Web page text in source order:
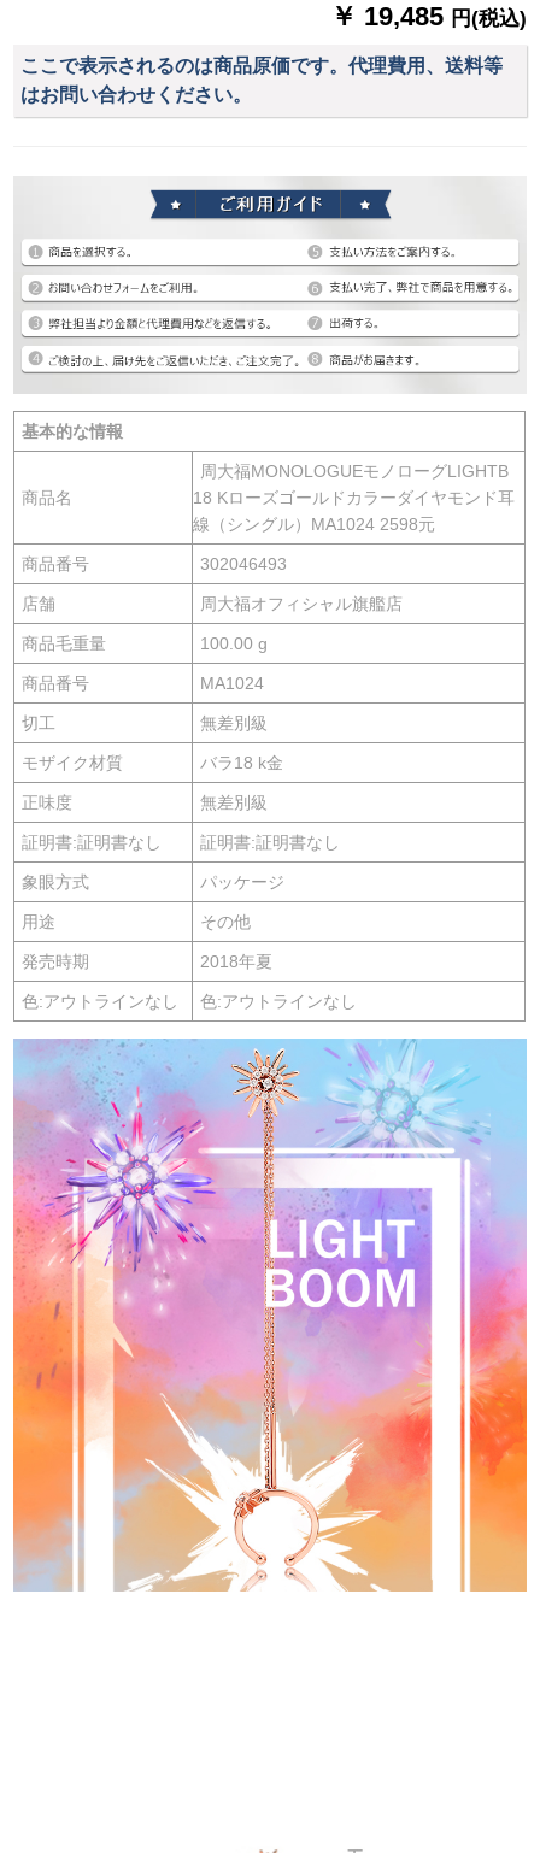
￥ 19,485 円(税込)
ここで表示されるのは商品原価です。代理費用、送料等
はお問い合わせください。
基本的な情報
商品名
周大福MONOLOGUEモノローグLIGHTB
18 Kローズゴールドカラーダイヤモンド耳
線（シングル）MA1024 2598元
商品番号 302046493
店舗 周大福オフィシャル旗艦店
商品毛重量 100.00 g
商品番号 MA1024
切工 無差別級
モザイク材質 バラ18 k金
正味度 無差別級
証明書:証明書なし 証明書:証明書なし
象眼方式 パッケージ
用途 その他
発売時期 2018年夏
色:アウトラインなし 色:アウトラインなし